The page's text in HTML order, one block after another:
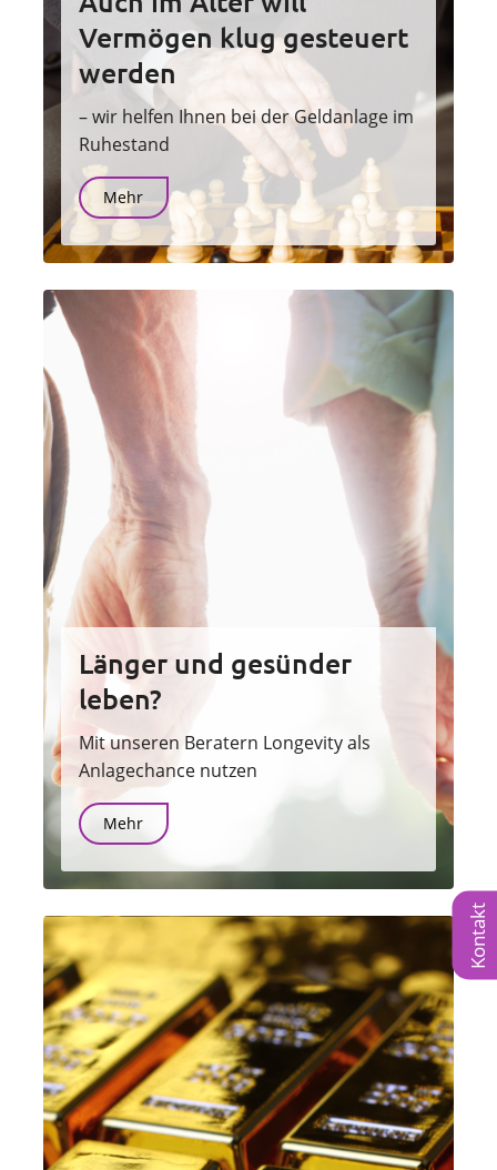
Vermögen klug gesteuert
werden
– wir helfen Ihnen bei der Geldanlage im
Ruhestand
Mehr
Länger und gesünder
leben?
Mit unseren Beratern Longevity als
Anlagechance nutzen
Mehr
Kontakt